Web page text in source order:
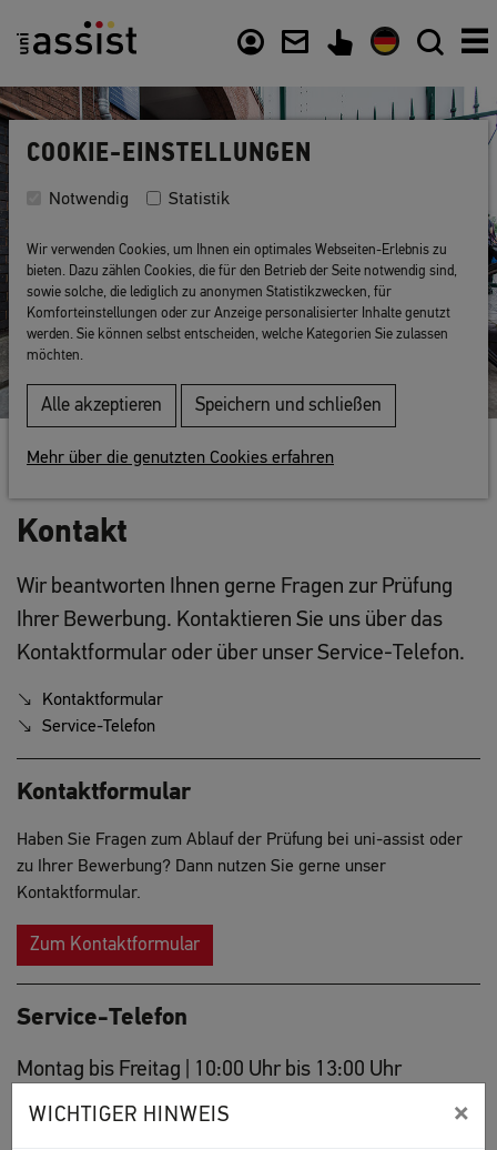
WICHTIGER HINWEIS ×
Zurück zur Liste
Kontakt
Wir beantworten Ihnen gerne Fragen zur Prüfung
Ihrer Bewerbung. Kontaktieren Sie uns über das
Kontaktformular oder über unser Service-Telefon.
Kontaktformular
Service-Telefon
Kontaktformular
Haben Sie Fragen zum Ablauf der Prüfung bei uni-assist oder
zu Ihrer Bewerbung? Dann nutzen Sie gerne unser
Kontaktformular.
Zum Kontaktformular
Service-Telefon
Montag bis Freitag | 10:00 Uhr bis 13:00 Uhr
(MEZ/MESZ)
COOKIE-EINSTELLUNGEN
Notwendig Statistik
Wir verwenden Cookies, um Ihnen ein optimales Webseiten-Erlebnis zu
bieten. Dazu zählen Cookies, die für den Betrieb der Seite notwendig sind,
sowie solche, die lediglich zu anonymen Statistikzwecken, für
Komforteinstellungen oder zur Anzeige personalisierter Inhalte genutzt
werden. Sie können selbst entscheiden, welche Kategorien Sie zulassen
möchten.
Alle akzeptieren Speichern und schließen
Mehr über die genutzten Cookies erfahren